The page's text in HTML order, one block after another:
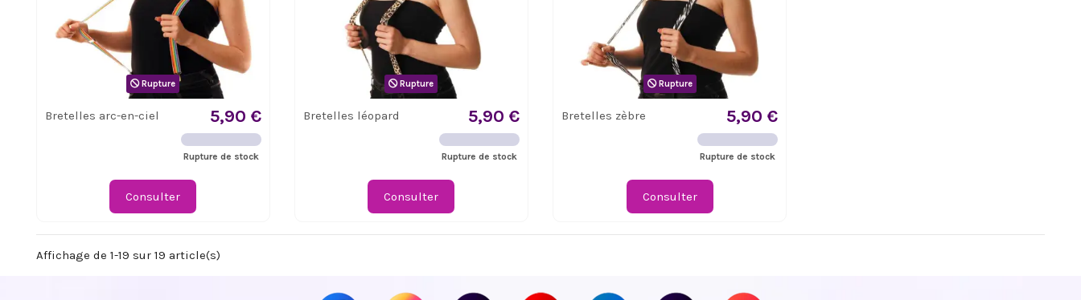
Rupture
Bretelles arc-en-ciel 5,90 €
Rupture de stock
Consulter
Rupture
Bretelles léopard 5,90 €
Rupture de stock
Consulter
Rupture
Bretelles zèbre 5,90 €
Rupture de stock
Consulter
Affichage de 1-19 sur 19 article(s)